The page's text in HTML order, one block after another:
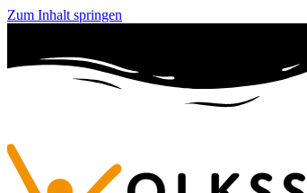
Zum Inhalt springen